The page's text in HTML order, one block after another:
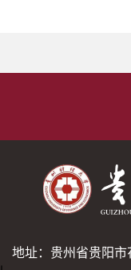
地址：贵州省贵阳